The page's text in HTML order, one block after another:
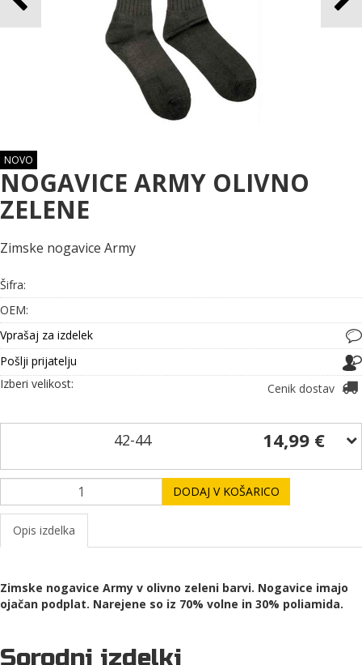
NOVO
NOGAVICE ARMY OLIVNO
ZELENE
Zimske nogavice Army
Šifra:
OEM:
Vprašaj za izdelek
Pošlji prijatelju
Cenik dostav
Izberi velikost:
42-44 14,99 €
DODAJ V KOŠARICO
Opis izdelka
Zimske nogavice Army v olivno zeleni barvi. Nogavice imajo
ojačan podplat. Narejene so iz 70% volne in 30% poliamida.
Sorodni izdelki